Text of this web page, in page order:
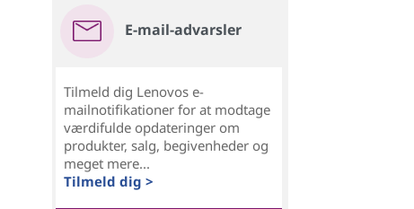
E-mail-advarsler
Tilmeld dig Lenovos e-
mailnotifikationer for at modtage
værdifulde opdateringer om
produkter, salg, begivenheder og
meget mere...
Tilmeld dig >